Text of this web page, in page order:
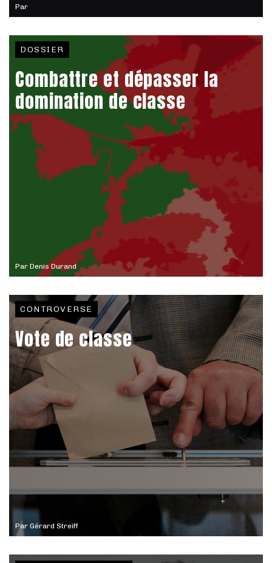
Par
Par Denis Durand
DOSSIER
Combattre et dépasser la
domination de classe
Par Gérard Streiff
CONTROVERSE
Vote de classe